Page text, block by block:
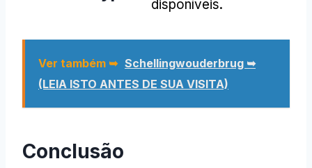
disponíveis.
Ver também ➥ Schellingwouderbrug ➥
(LEIA ISTO ANTES DE SUA VISITA)
Conclusão